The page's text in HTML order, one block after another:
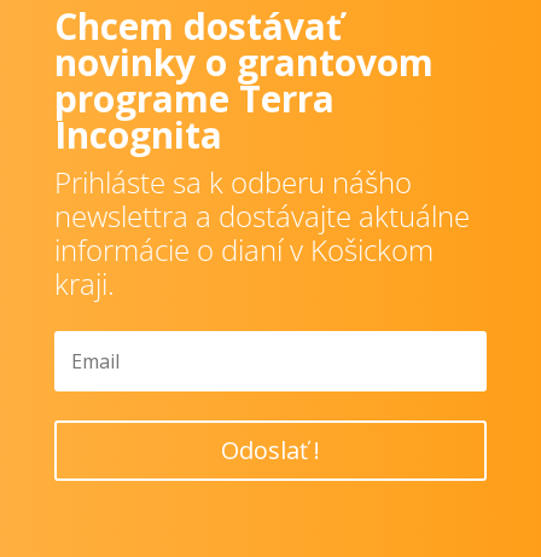
Chcem dostávať
novinky o grantovom
programe Terra
Incognita
Prihláste sa k odberu nášho
newslettra a dostávajte aktuálne
informácie o dianí v Košickom
kraji.
Odoslať !